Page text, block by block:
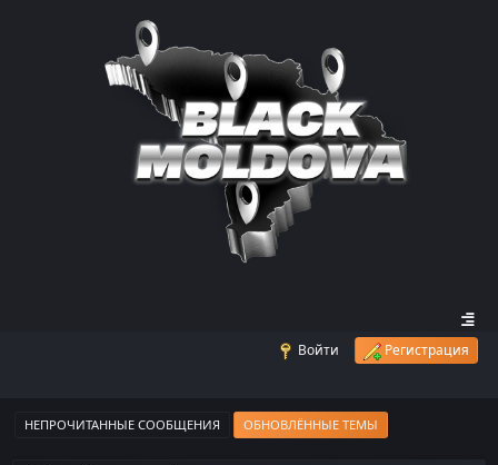
Войти Регистрация
НЕПРОЧИТАННЫЕ СООБЩЕНИЯ ОБНОВЛЁННЫЕ ТЕМЫ